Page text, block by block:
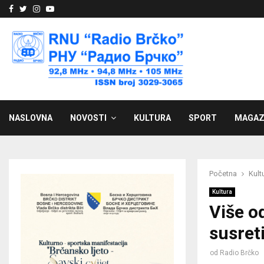
Facebook
Twitter
Instagram
Youtube
NASLOVNA NOVOSTI KULTURA SPORT
Početna
Kultura
Više
od Radio Brčko